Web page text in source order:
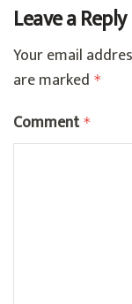
Leave a Reply
Your email
are marked *
Comment *